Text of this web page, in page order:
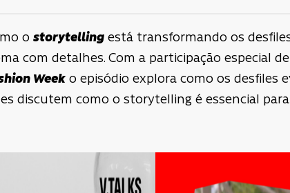
o storytelling está transformando os
com detalhes. Com a participação especial
Week o episódio explora como os desfiles
discutem como o storytelling é essencial